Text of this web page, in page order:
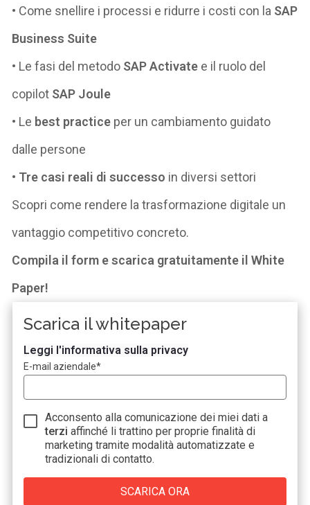
• Come snellire i processi e ridurre i costi con la SAP
Business Suite
• Le fasi del metodo SAPActivate e il ruolo del
copilot SAP Joule
• Le best practice per un cambiamento guidato
dalle persone
• Tre casi reali di successo in diversi settori
Scopri come rendere la trasformazione digitale un
vantaggio competitivo concreto.
Compila il form e scarica gratuitamente il White
Paper!
Scarica il whitepaper
Leggi l'informativa sulla privacy
E-mail aziendale*
Acconsento alla comunicazione dei miei dati a
terzi affinché li trattino per proprie finalità di
marketing tramite modalità automatizzate e
tradizionali di contatto.